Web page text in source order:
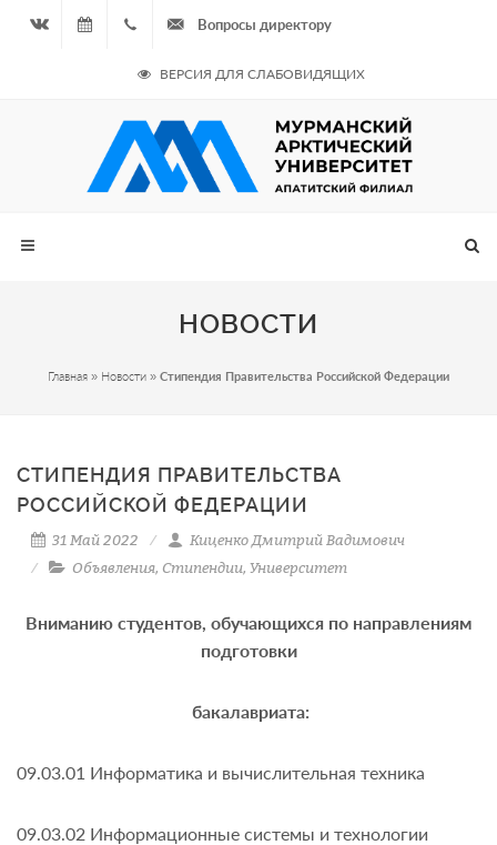
07.08.2026
- Чётная
неделя
964
687
Вопросы директору
ВЕРСИЯ ДЛЯ СЛАБОВИДЯЩИХ
НОВОСТИ
Главная » Новости » Стипендия Правительства Российской Федерации
СТИПЕНДИЯ ПРАВИТЕЛЬСТВА
РОССИЙСКОЙ ФЕДЕРАЦИИ
31 Май 2022
Киценко Дмитрий Вадимович
Объявления, Стипендии, Университет
Вниманию студентов, обучающихся по направлениям
подготовки
бакалавриата:
09.03.01 Информатика и вычислительная техника
09.03.02 Информационные системы и технологии